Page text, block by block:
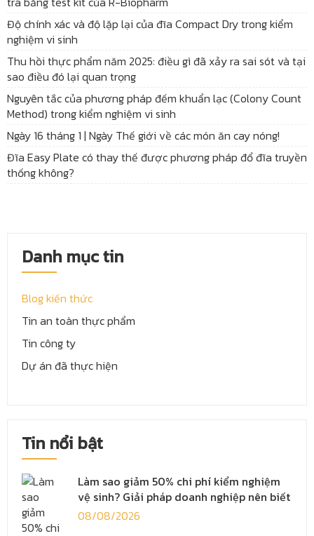
Độ chính xác và độ lặp lại của đĩa Compact Dry trong kiểm
nghiệm vi sinh
Thu hồi thực phẩm năm 2025: điều gì đã xảy ra sai sót và tại
sao điều đó lại quan trọng
Nguyên tắc của phương pháp đếm khuẩn lạc (Colony Count
Method) trong kiểm nghiệm vi sinh
Ngày 16 tháng 1 | Ngày Thế giới về các món ăn cay nóng!
Đĩa Easy Plate có thay thế được phương pháp đổ đĩa truyền
thống không?
Danh mục tin
Blog kiến thức
Tin an toàn thực phẩm
Tin công ty
Dự án đã thực hiện
Tin nổi bật
Làm sao giảm 50% chi phí kiểm nghiệm
vệ sinh? Giải pháp doanh nghiệp nên biết
08/08/2026